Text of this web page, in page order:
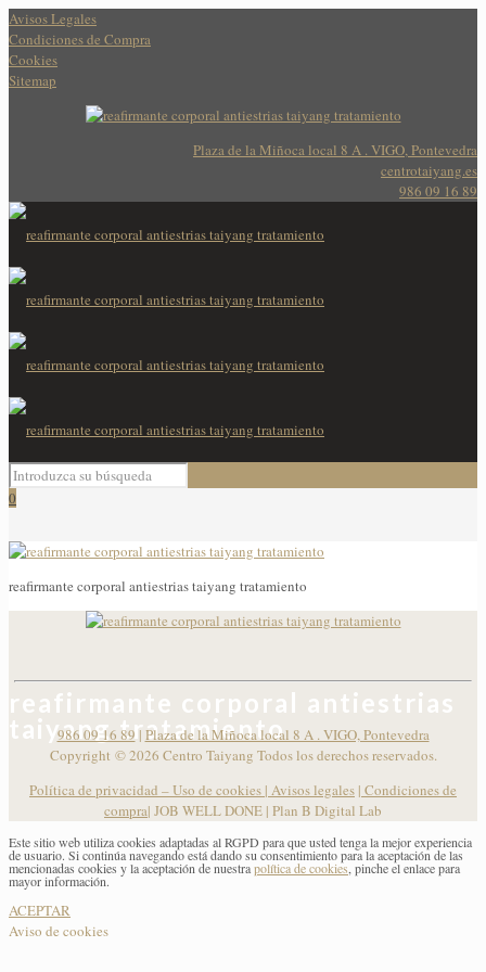
Avisos Legales
Condiciones de Compra
Cookies
Sitemap
Plaza de la Miñoca local 8 A . VIGO, Pontevedra
centrotaiyang.es
986 09 16 89
0
reafirmante corporal antiestrias
taiyang tratamiento
reafirmante corporal antiestrias taiyang tratamiento
986 09 16 89| Plaza de la Miñoca local 8 A . VIGO, Pontevedra
Copyright ©2026 Centro Taiyang Todos los derechos reservados.
Política de privacidad – Uso de cookies | Avisos legales | Condiciones de
compra| JOB WELL DONE | Plan B Digital Lab
Este sitio web utiliza cookies adaptadas al RGPD para que usted tenga la mejor experiencia
de usuario. Si continúa navegando está dando su consentimiento para la aceptación de las
mencionadas cookies y la aceptación de nuestrapolítica de cookies , pinche el enlace para
mayor información.
ACEPTAR
Aviso de cookies